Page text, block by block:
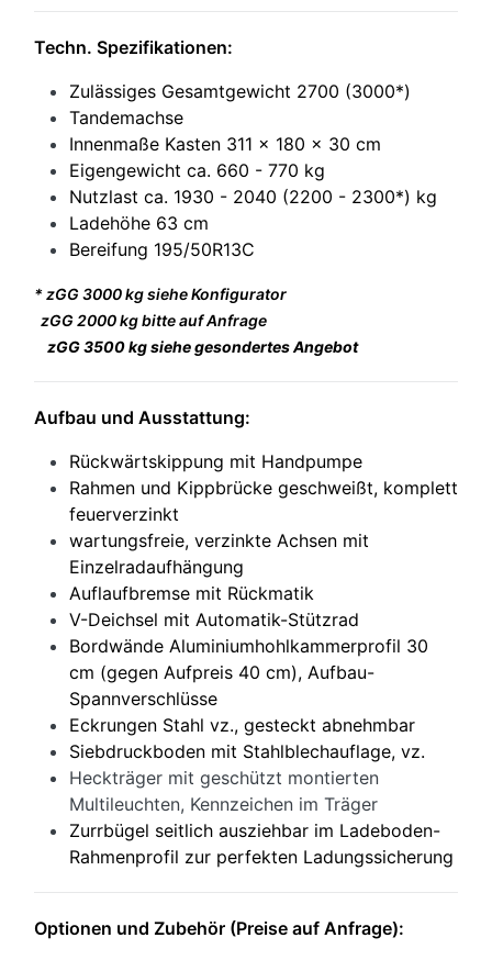
Techn. Spezifikationen:
Zulässiges Gesamtgewicht 2700 (3000*)
Tandemachse
Innenmaße Kasten 311 x 180 x 30 cm
Eigengewicht ca. 660 - 770 kg
Nutzlast ca. 1930 - 2040 (2200 - 2300*) kg
Ladehöhe 63 cm
Bereifung 195/50R13C
* zGG 3000 kg siehe Konfigurator
zGG 2000 kg bitte auf Anfrage
zGG 3500 kg siehe gesondertes Angebot
Aufbau und Ausstattung:
Rückwärtskippung mit Handpumpe
Rahmen und Kippbrücke geschweißt, komplett
feuerverzinkt
wartungsfreie, verzinkte Achsen mit
Einzelradaufhängung
Auflaufbremse mit Rückmatik
V-Deichsel mit Automatik-Stützrad
Bordwände Aluminiumhohlkammerprofil 30
cm (gegen Aufpreis 40 cm), Aufbau-
Spannverschlüsse
Eckrungen Stahl vz., gesteckt abnehmbar
Siebdruckboden mit Stahlblechauflage, vz.
Heckträger mit geschützt montierten
Multileuchten, Kennzeichen im Träger
Zurrbügel seitlich ausziehbar im Ladeboden-
Rahmenprofil zur perfekten Ladungssicherung
Optionen und Zubehör (Preise auf Anfrage):